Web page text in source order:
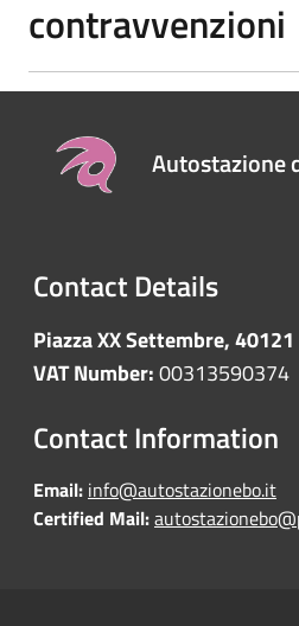
contravvenzioni
Autostazione
Contact Details
Piazza XX Settembre,
VAT Number:00313590374
Contact Information
Email: info@autostazionebo.it
Certified Mail: